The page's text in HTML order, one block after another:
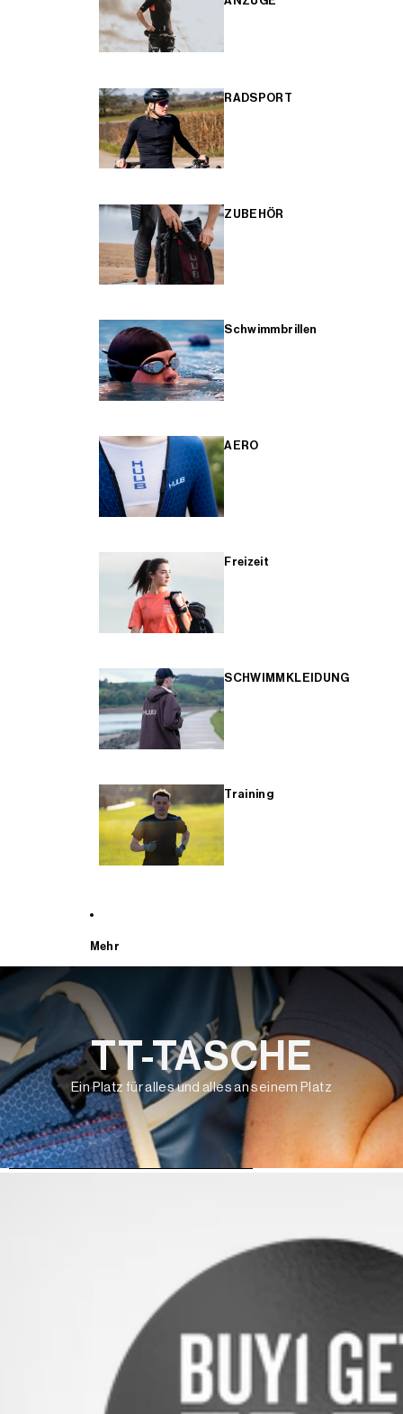
RADSPORT
ZUBEHÖR
Schwimmbrillen
AERO
Freizeit
SCHWIMMKLEIDUNG
Training
Mehr
TT-TASCHE
Ein Platz für alles und alles an seinem Platz
WEITER ZU DEN PRODUKTINFORMATIONEN